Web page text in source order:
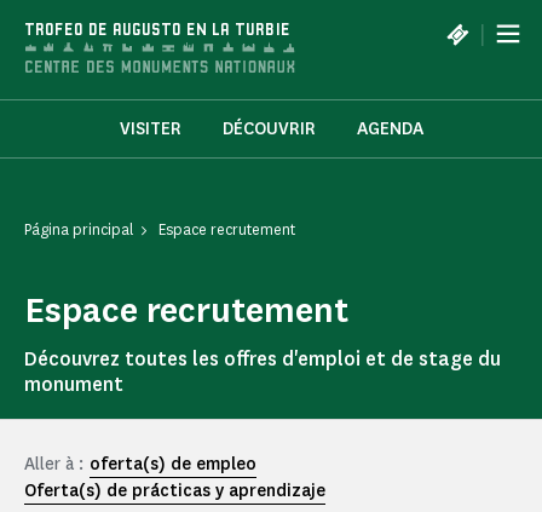
TROFEO DE AUGUSTO EN LA TURBIE |
VISITER DÉCOUVRIR AGENDA
Página principal Espace recrutement
Espace recrutement
Découvrez toutes les offres d'emploi et de stage du
monument
Aller à : oferta(s) de empleo
Oferta(s) de prácticas y aprendizaje